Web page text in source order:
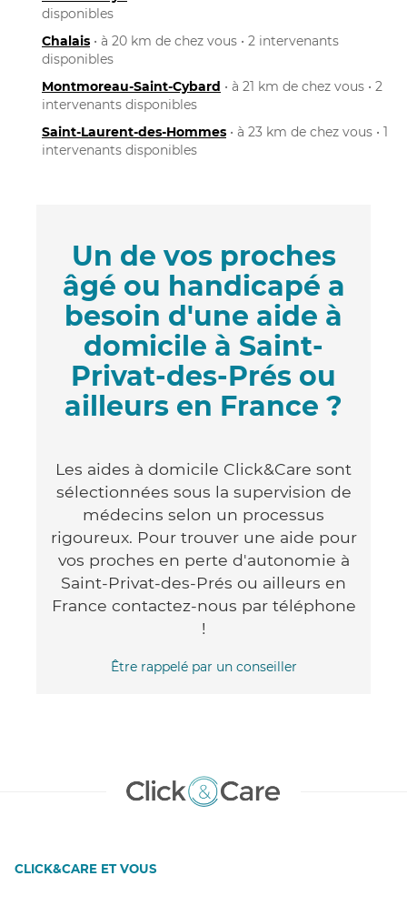
disponibles
Chalais • à 20 km de chez vous • 2 intervenants
disponibles
Montmoreau-Saint-Cybard • à 21 km de chez vous • 2
intervenants disponibles
Saint-Laurent-des-Hommes • à 23 km de chez vous • 1
intervenants disponibles
Un de vos proches
âgé ou handicapé a
besoin d'une aide à
domicile à Saint-
Privat-des-Prés ou
ailleurs en France ?
Les aides à domicile Click&Care sont
sélectionnées sous la supervision de
médecins selon un processus
rigoureux. Pour trouver une aide pour
vos proches en perte d'autonomie à
Saint-Privat-des-Prés ou ailleurs en
France contactez-nous par téléphone
!
Être rappelé par un conseiller
CLICK&CARE ET VOUS